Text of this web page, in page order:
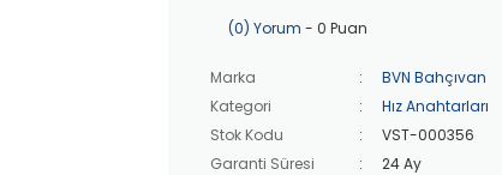
(0) Yorum - 0 Puan
Marka
BVN Bahçıvan
Kategori
Hız Anahtarları
Stok Kodu
VST-000356
Garanti Süresi
24 Ay